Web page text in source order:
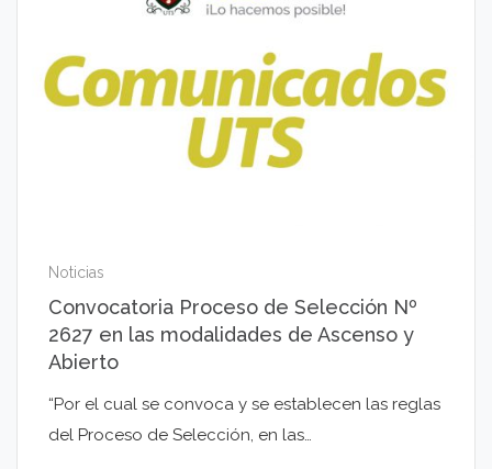
Noticias
Convocatoria Proceso de Selección Nº
2627 en las modalidades de Ascenso y
Abierto
“Por el cual se convoca y se establecen las reglas
del Proceso de Selección, en las…